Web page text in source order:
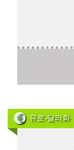
유로-달러화